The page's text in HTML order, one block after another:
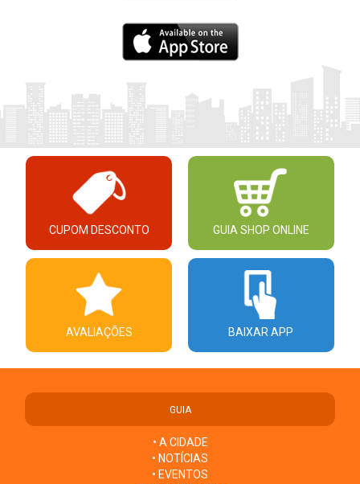
CUPOM DESCONTO GUIA SHOP ONLINE
AVALIAÇÕES BAIXAR APP
GUIA
• A CIDADE
• NOTÍCIAS
• EVENTOS